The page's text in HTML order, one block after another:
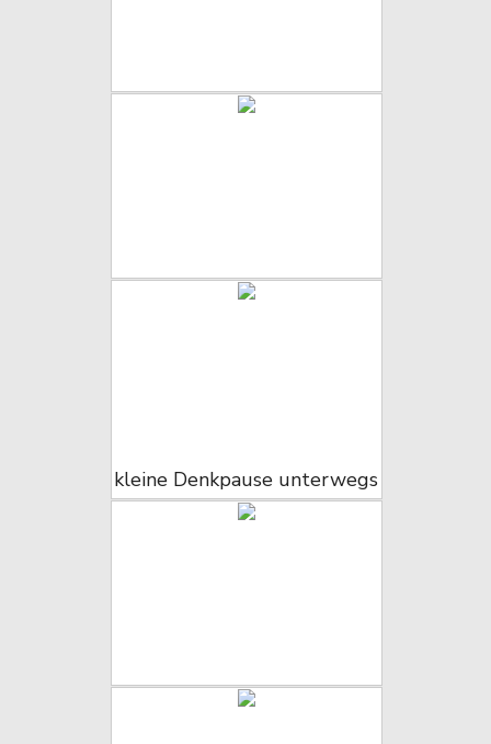
kleine Denkpause unterwegs